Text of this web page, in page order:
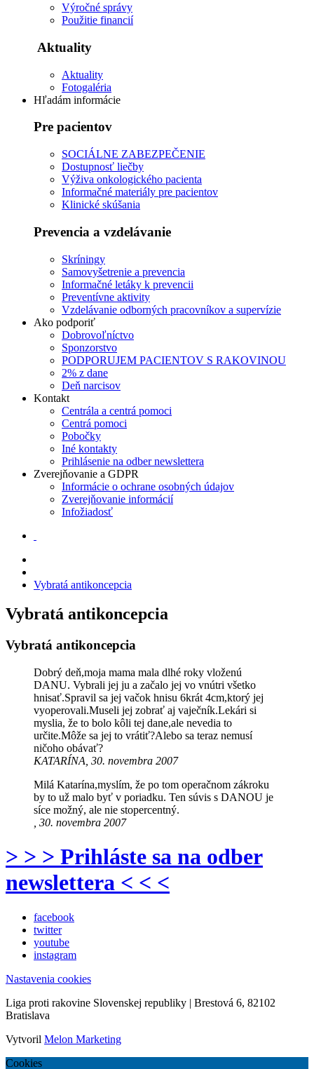
Výročné správy
Použitie financií
Aktuality
Aktuality
Fotogaléria
Hľadám informácie
Pre pacientov
SOCIÁLNE ZABEZPEČENIE
Dostupnosť liečby
Výživa onkologického pacienta
Informačné materiály pre pacientov
Klinické skúšania
Prevencia a vzdelávanie
Skríningy
Samovyšetrenie a prevencia
Informačné letáky k prevencii
Preventívne aktivity
Vzdelávanie odborných pracovníkov a supervízie
Ako podporiť
Dobrovoľníctvo
Sponzorstvo
PODPORUJEM PACIENTOV S RAKOVINOU
2% z dane
Deň narcisov
Kontakt
Centrála a centrá pomoci
Centrá pomoci
Pobočky
Iné kontakty
Prihlásenie na odber newslettera
Zverejňovanie a GDPR
Informácie o ochrane osobných údajov
Zverejňovanie informácií
Infožiadosť
Vybratá antikoncepcia
Vybratá antikoncepcia
Vybratá antikoncepcia
Dobrý deň,moja mama mala dlhé roky vloženú
DANU. Vybrali jej ju a začalo jej vo vnútri všetko
hnisať.Spravil sa jej vačok hnisu 6krát 4cm,ktorý jej
vyoperovali.Museli jej zobrať aj vaječník.Lekári si
myslia, že to bolo kôli tej dane,ale nevedia to
určite.Môže sa jej to vrátiť?Alebo sa teraz nemusí
ničoho obávať?
KATARÍNA, 30. novembra 2007
Milá Katarína,myslím, že po tom operačnom zákroku
by to už malo byť v poriadku. Ten súvis s DANOU je
síce možný, ale nie stopercentný.
, 30. novembra 2007
> > > Prihláste sa na odber
newslettera < < <
facebook
twitter
youtube
instagram
Nastavenia cookies
Liga proti rakovine Slovenskej republiky | Brestová 6, 82102
Bratislava
Vytvoril Melon Marketing
Cookies